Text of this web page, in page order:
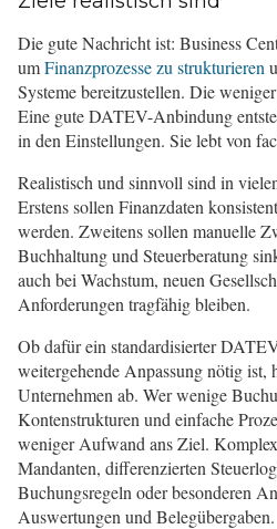
Die gute Nachricht ist: Business
umFinanzprozesse zu strukturieren
Systeme bereitzustellen. Die
Eine gute DATEV-Anbindung
in den Einstellungen. Sie lebt von
Realistisch und sinnvoll sind in
Erstens sollen Finanzdaten
werden. Zweitens sollen manuelle
Buchhaltung und Steuerberatung
auch bei Wachstum, neuen
Anforderungen tragfähig bleiben.
Ob dafür ein standardisierter
weitergehende Anpassung nötig ist,
Unternehmen ab. Wer wenige
Kontenstrukturen und einfache
weniger Aufwand ans Ziel.
Mandanten, differenzierten
Buchungsregeln oder besonderen
Auswertungen und Belegübergaben.